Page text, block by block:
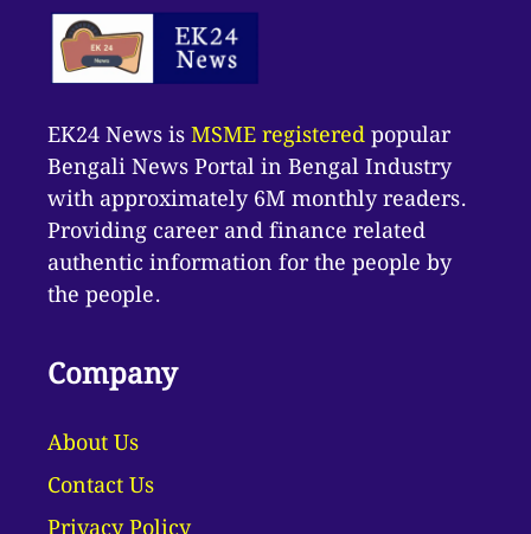
EK24 News isMSME registeredpopular
Bengali News Portal in Bengal Industry
with approximately 6M monthly readers.
Providing career and finance related
authentic information for the people by
the people.
Company
About Us
Contact Us